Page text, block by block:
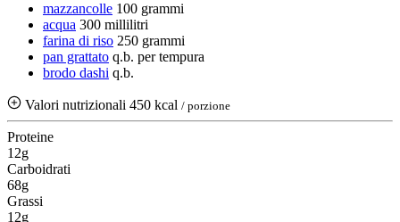
mazzancolle 100 grammi
acqua 300 millilitri
farina di riso 250 grammi
pan grattato q.b. per tempura
brodo dashi q.b.
Valori nutrizionali 450 kcal / porzione
Proteine
12g
Carboidrati
68g
Grassi
12g